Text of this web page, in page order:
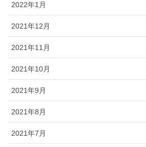
2022年1月
2021年12月
2021年11月
2021年10月
2021年9月
2021年8月
2021年7月